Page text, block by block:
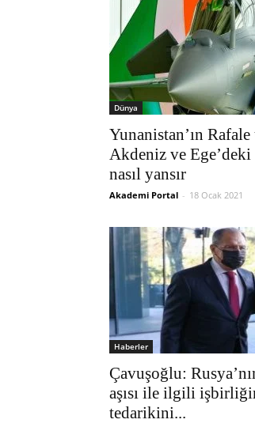
Dünya
Yunanistan’ın Rafale
Akdeniz ve Ege’deki
nasıl yansır
Akademi Portal - 18 Ocak 2021
Haberler
Çavuşoğlu:
aşısı ile ilgili
tedarikini...